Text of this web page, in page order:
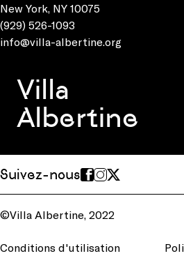
New York, NY 10075
(929) 526-1093
info@villa-albertine.org
Villa
Albertine
Suivez-nous
©Villa Albertine, 2022
Conditions d'utilisation